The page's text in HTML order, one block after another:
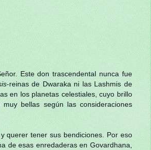
Este don trascendental nunca fue
-reinas de Dwaraka ni las Lashmis de
en los planetas celestiales, cuyo brillo
bellas según las consideraciones
querer tener sus bendiciones. Por eso
de esas enredaderas en Govardhana,